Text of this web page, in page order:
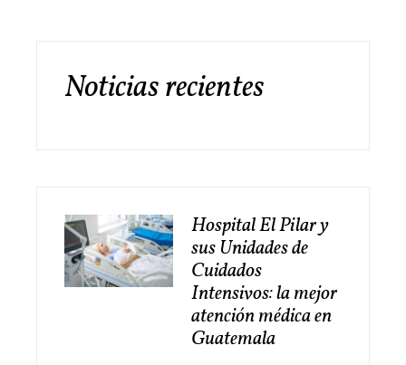
Noticias recientes
Hospital El Pilar y
sus Unidades de
Cuidados
Intensivos: la mejor
atención médica en
Guatemala